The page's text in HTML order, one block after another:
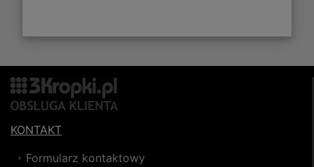
KONTAKT
Formularz kontaktowy